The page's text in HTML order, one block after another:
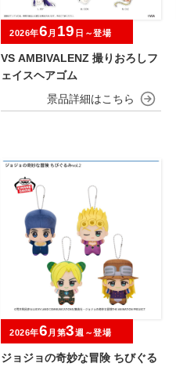
VS AMBIVALENZ 撮りおろしフ
ェイスヘアゴム
2026年6 月 19 日～登場
ジョジョの奇妙な冒険 ちびぐる
2026年6 月第3週～登場